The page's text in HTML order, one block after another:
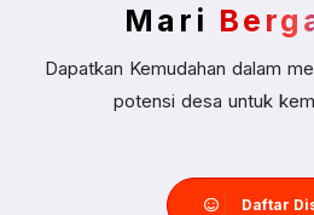
Mari
Dapatkan Kemudahan dalam
potensi desa untuk
Daftar